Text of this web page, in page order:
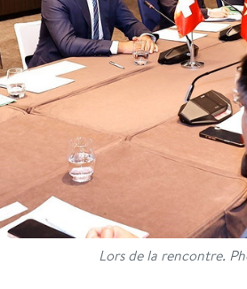
Lors de la rencontre.